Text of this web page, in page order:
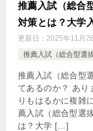
推薦入試（総合
対策とは？大学
更新日： 2025年11月
推薦入試（総合型選
推薦入試（総合型
てあるのか？ あり
りもはるかに複雑
薦入試（総合型選
は？大学 […]